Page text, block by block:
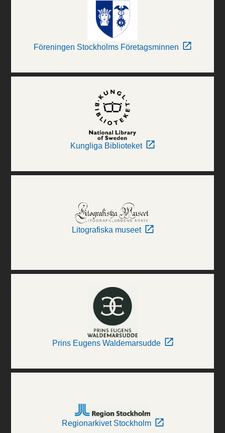
Föreningen Stockholms Företagsminnen
Kungliga Biblioteket
Litografiska museet
Prins Eugens Waldemarsudde
Regionarkivet Stockholm